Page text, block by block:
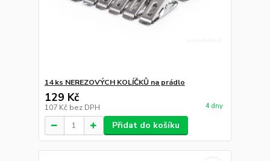
14 ks NEREZOVÝCH KOLÍČKŮ na prádlo
129 Kč
107 Kč bez DPH 4 dny
Přidat do košíku